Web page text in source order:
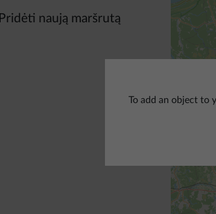
Pridėti naują maršrutą
To add an object to